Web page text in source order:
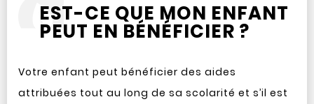
EST-CE QUE MON ENFANT
PEUT EN BÉNÉFICIER ?
Votre enfant peut bénéficier des aides
attribuées tout au long de sa scolarité et s’il est